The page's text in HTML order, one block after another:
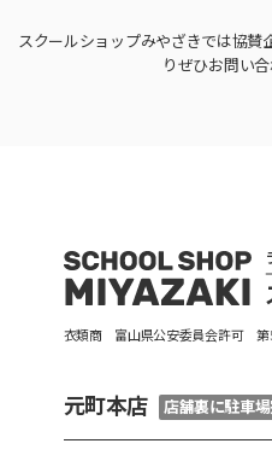
スクールショップみやざきでは協賛
りぜひお問い合
衣類商 富山県公安委員会許可 第
元町本店 店舗裏に駐車